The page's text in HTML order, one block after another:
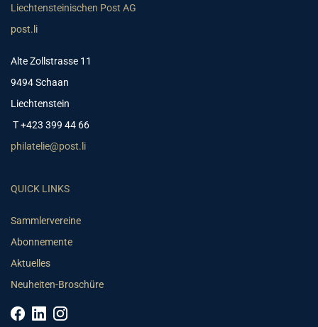
Liechtensteinischen Post AG
post.li
Alte Zollstrasse 11
9494 Schaan
Liechtenstein
T +423 399 44 66
philatelie@post.li
QUICK LINKS
Sammlervereine
Abonnemente
Aktuelles
Neuheiten-Broschüre